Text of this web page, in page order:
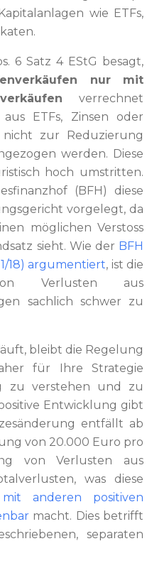
wie ETFs,
6 Satz 4 EStG besagt,
nur mit
verrechnet
ETFs, Zinsen oder
zur Reduzierung
werden. Diese
hoch umstritten.
(BFH) diese
vorgelegt, da
möglichen Verstoss
sieht. Wie der BFH
18) argumentiert, ist die
Verlusten aus
sachlich schwer zu
bleibt die Regelung
für Ihre Strategie
zu verstehen und zu
Entwicklung gibt
entfällt ab
von 20.000 Euro pro
von Verlusten aus
was diese
anderen positiven
macht. Dies betrifft
separaten